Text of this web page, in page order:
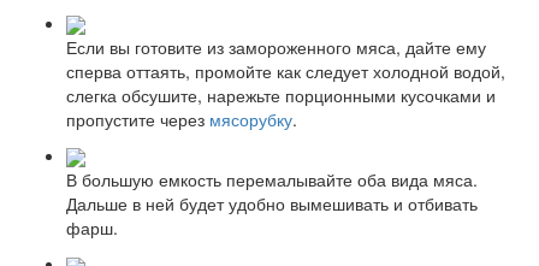
Если вы готовите из замороженного мяса, дайте ему
сперва оттаять, промойте как следует холодной водой,
слегка обсушите, нарежьте порционными кусочками и
пропустите через мясорубку.
В большую емкость перемалывайте оба вида мяса.
Дальше в ней будет удобно вымешивать и отбивать
фарш.